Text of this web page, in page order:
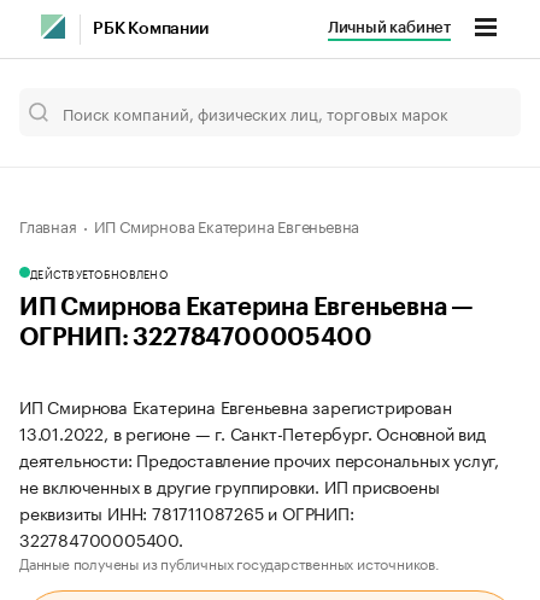
РБК Компании Личный кабинет
Главная ИП Смирнова Екатерина Евгеньевна
ДЕЙСТВУЕТОБНОВЛЕНО
ИП Смирнова Екатерина Евгеньевна —
ОГРНИП: 322784700005400
ИП Смирнова Екатерина Евгеньевна зарегистрирован
13.01.2022, в регионе — г. Санкт-Петербург. Основной вид
деятельности: Предоставление прочих персональных услуг,
не включенных в другие группировки. ИП присвоены
реквизиты ИНН: 781711087265 и ОГРНИП:
322784700005400.
Данные получены из публичных государственных источников.